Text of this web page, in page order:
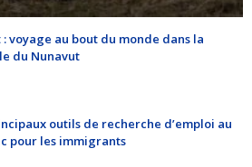
voyage au bout du monde dans la
du Nunavut
outils de recherche d’emploi au
pour les immigrants